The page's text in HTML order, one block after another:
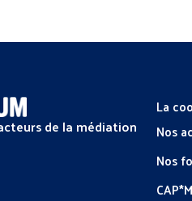
de la médiation
La
Nos
Nos